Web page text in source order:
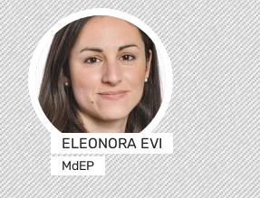
ELEONORA EVI
MdEP